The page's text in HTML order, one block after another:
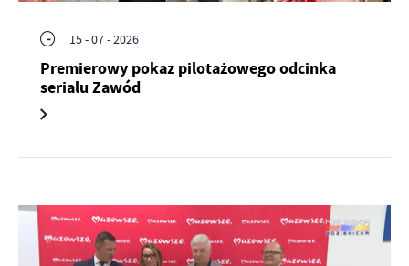
15 - 07 - 2026
Premierowy pokaz pilotażowego odcinka
serialu Zawód